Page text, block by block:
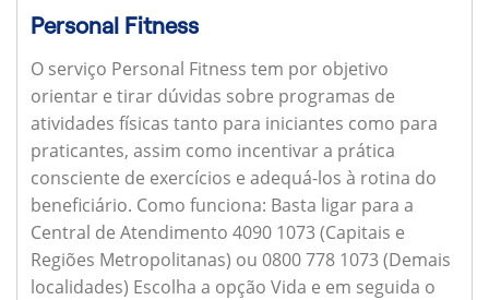
Personal Fitness
O serviço Personal Fitness tem por objetivo
orientar e tirar dúvidas sobre programas de
atividades físicas tanto para iniciantes como para
praticantes, assim como incentivar a prática
consciente de exercícios e adequá-los à rotina do
beneficiário. Como funciona: Basta ligar para a
Central de Atendimento 4090 1073 (Capitais e
Regiões Metropolitanas) ou 0800 778 1073 (Demais
localidades) Escolha a opção Vida e em seguida o